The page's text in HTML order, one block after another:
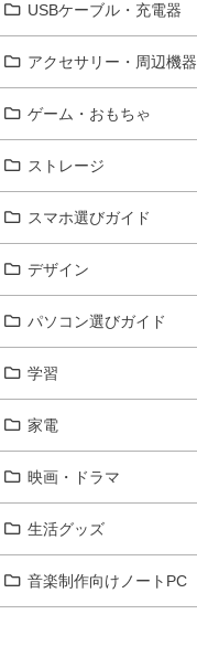
USBケーブル・充電器
アクセサリー・周辺機器
ゲーム・おもちゃ
ストレージ
スマホ選びガイド
デザイン
パソコン選びガイド
学習
家電
映画・ドラマ
生活グッズ
音楽制作向けノートPC